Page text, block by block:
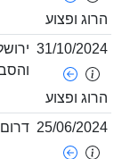
ופצוע
31/10/
ופצוע
ירושלים
והסביבה
25/06/ דרום